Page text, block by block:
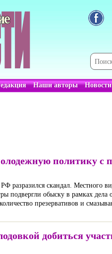
Наши авторы Новости
политику
разразился скандал. Местного
подвергли обыску в рамках
презервативов и
добиться